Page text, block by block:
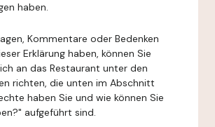
haben.
Kommentare oder Bedenken
Erklärung haben, können Sie
an das Restaurant unter den
richten, die unten im Abschnitt
haben Sie und wie können Sie
aufgeführt sind.